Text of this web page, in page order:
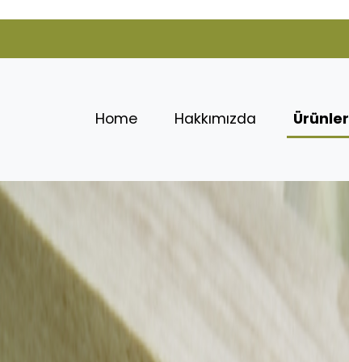
Home(current)Hakkımızda(current)Ürünler